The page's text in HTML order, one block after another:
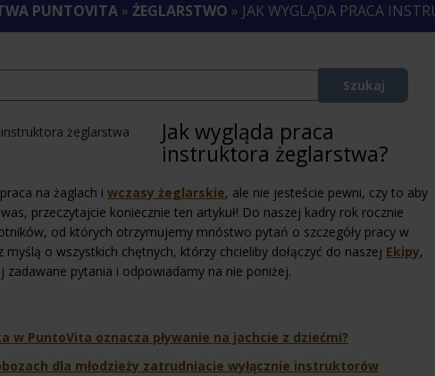
PUNTOVITA » ŻEGLARSTWO » JAK WYGLĄDA PRACA
Jak wygląda praca
instruktora żeglarstwa?
na żaglach i wczasy żeglarskie, ale nie jesteście pewni, czy to aby
przeczytajcie koniecznie ten artykuł! Do naszej kadry rok rocznie
od których otrzymujemy mnóstwo pytań o szczegóły pracy w
o wszystkich chętnych, którzy chcieliby dołączyć do naszej Ekipy,
zadawane pytania i odpowiadamy na nie poniżej.
w PuntoVita oznacza pływanie na jachcie z dziećmi?
dla młodzieży zatrudniacie wyłącznie instruktorów